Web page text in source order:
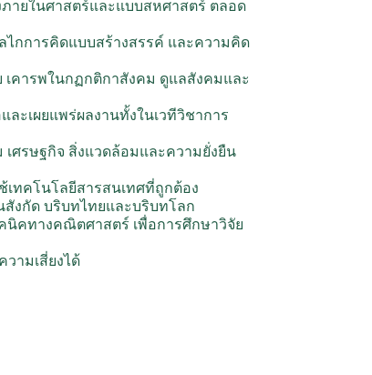
ายในศาสตร์และแบบสหศาสตร์ ตลอด
ไกการคิดแบบสร้างสรรค์ และความคิด
คารพในกฏกติกาสังคม ดูแลสังคมและ
ะเผยแพร่ผลงานทั้งในเวทีวิชาการ
ศรษฐกิจ สิ่งแวดล้อมและความยั่งยืน
ทคโนโลยีสารสนเทศที่ถูกต้อง
งกัด บริบทไทยและบริบทโลก
นิคทางคณิตศาสตร์ เพื่อการศึกษาวิจัย
ามเสี่ยงได้